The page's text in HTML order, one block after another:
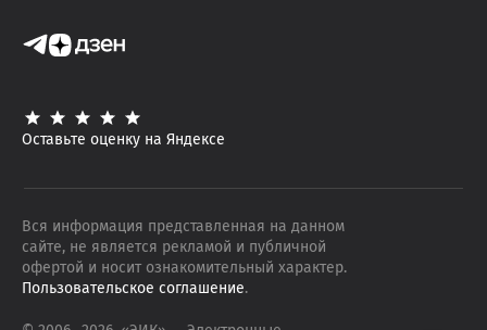
Оставьте оценку на Яндексе
Вся информация представленная на данном
сайте, не является рекламой и публичной
офертой и носит ознакомительный характер.
Пользовательское соглашение.